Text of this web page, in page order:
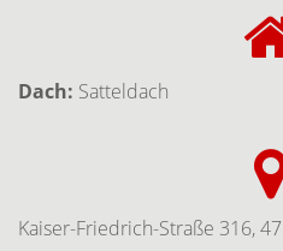
Dach: Satteldach
Kaiser-Friedrich-Straße 316,